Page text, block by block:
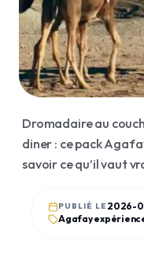
Voyages
Transferts
Visa
Billetterie
Guides
Dromadaire au
diner : ce pack
savoir ce qu’il vaut
PUBLIÉ LE 2026-
Agafay